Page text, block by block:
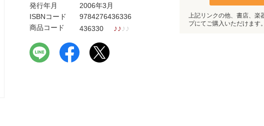
発行年月
2006年3月
ISBNコード
9784276436336
商品コード
436330 ♪♪♪ ♪
上記リンクの他、書店、楽
プにてご購入いただけます。